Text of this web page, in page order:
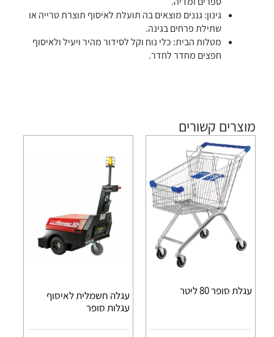
גינון: גננים מוצאים בה תועלת לאיסוף תוצרת טרייה או
שתילת פרחים בגינה.
מטלות הבית: כלי נוח וקל לסידור מהיר ויעיל ולאיסוף
חפצים מחדר לחדר.
מוצרים קשורים
עגלת סופר 80 ליטר
עגלה חשמלית לאיסוף
עגלות סופר